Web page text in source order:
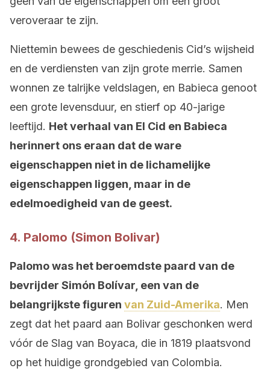
veroveraar te zijn.
Niettemin bewees de geschiedenis Cid’s wijsheid
en de verdiensten van zijn grote merrie. Samen
wonnen ze talrijke veldslagen, en Babieca genoot
een grote levensduur, en stierf op 40-jarige
leeftijd. Het verhaal van El Cid en Babieca
herinnert ons eraan dat de ware
eigenschappen niet in de lichamelijke
eigenschappen liggen, maar in de
edelmoedigheid van de geest.
4. Palomo (Simon Bolivar)
Palomo was het beroemdste paard van de
bevrijder Simón Bolívar, een van de
belangrijkste figuren van Zuid-Amerika. Men
zegt dat het paard aan Bolivar geschonken werd
vóór de Slag van Boyaca, die in 1819 plaatsvond
op het huidige grondgebied van Colombia.